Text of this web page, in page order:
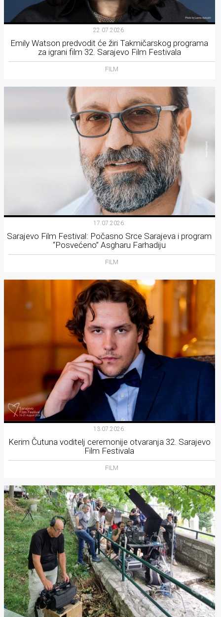
22.07.2026.
Emily Watson predvodit će žiri Takmičarskog programa
za igrani film 32. Sarajevo Film Festivala
FILM
17.07.2026.
Sarajevo Film Festival: Počasno Srce Sarajeva i program
“Posvećeno” Asgharu Farhadiju
FILM
13.07.2026.
Kerim Čutuna voditelj ceremonije otvaranja 32. Sarajevo
Film Festivala
FILM